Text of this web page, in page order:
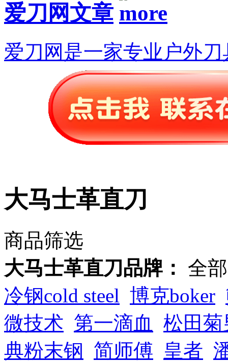
爱刀网文章
爱刀网是一家专业户外
大马士革直刀
商品筛选
大马士革直刀品牌：
全部
冷钢cold steel 博克boker
微技术 第一滴血
松田菊
典粉末钢 简师傅 皇者